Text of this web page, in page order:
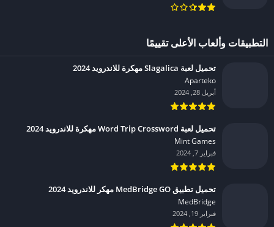
التطبيقات وألعاب الأعلى تقييمًا
تحميل لعبة Slagalica مهكرة للاندرويد 2024
Aparteko‏
أبريل 28, 2024
تحميل لعبة Word Trip Crossword مهكرة للاندرويد 2024
Mint Games‏
فبراير 7, 2024
تحميل تطبيق MedBridge GO مهكر للاندرويد 2024
MedBridge‏
فبراير 19, 2024